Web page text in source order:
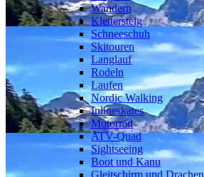
Wandern
Klettersteig
Schneeschuh
Skitouren
Langlauf
Rodeln
Laufen
Nordic Walking
Inlineskates
Motorrad
ATV-Quad
Sightseeing
Boot und Kanu